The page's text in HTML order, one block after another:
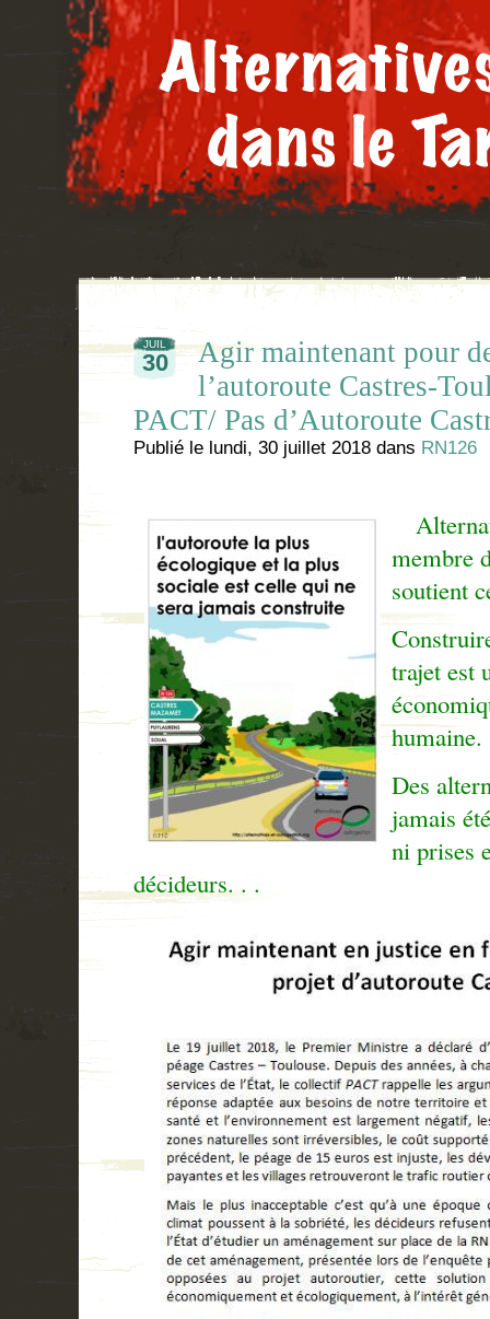
JUIL
30
Agir maintenant pour
l’autoroute Castres-
PACT/ Pas d’Autoroute
Publié le lundi, 30 juillet 2018 dans RN126
membre
soutient
trajet est
humaine.
Des
jamais
ni prises
décideurs. . .